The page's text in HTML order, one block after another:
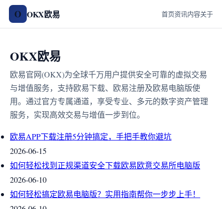
O OKX欧易 首页资讯内容关于
OKX欧易
欧易官网(OKX)为全球千万用户提供安全可靠的虚拟交易
与增值服务，支持欧易下载、欧易注册及欧易电脑版使
用。通过官方专属通道，享受专业、多元的数字资产管理
服务，实现高效交易与增值一步到位。
欧易APP下载注册5分钟搞定，手把手教你避坑
2026-06-15
如何轻松找到正规渠道安全下载欧易欧意交易所电脑版
2026-06-10
如何轻松搞定欧易电脑版？实用指南帮你一步步上手！